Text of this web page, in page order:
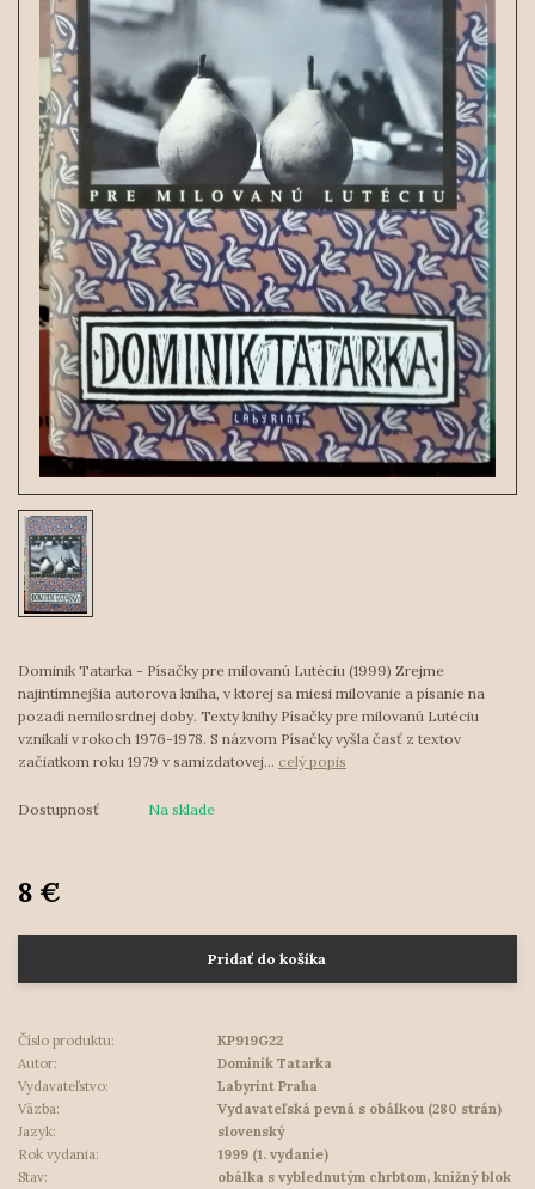
Dominik Tatarka - Písačky pre milovanú Lutéciu (1999) Zrejme
najintímnejšia autorova kniha, v ktorej sa miesi milovanie a písanie na
pozadí nemilosrdnej doby. Texty knihy Písačky pre milovanú Lutéciu
vznikali v rokoch 1976-1978. S názvom Písačky vyšla časť z textov
začiatkom roku 1979 v samizdatovej... celý popis
Dostupnosť Na sklade
8 €
Pridať do košíka
Číslo produktu:
KP919G22
Autor:
Dominik Tatarka
Vydavateľstvo:
Labyrint Praha
Väzba:
Vydavateľská pevná s obálkou (280 strán)
Jazyk:
slovenský
Rok vydania:
1999 (1. vydanie)
Stav:
obálka s vyblednutým chrbtom, knižný blok